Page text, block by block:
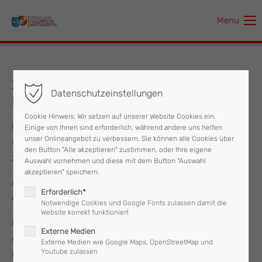
Der Eintrag "offcanvas-col1" existiert leider nicht.
Der Eintrag "offcanvas-col3" existiert leider nicht.
Der Eintrag "offcanvas-col4" existiert leider nicht.
Menu
20.05.2023 Brand Baum, Flur,
Böschung
Noch während der Brandeinsatz in Schalchen voll im Gange
war wurde um 16:53 Uhr die Feuerwehr Mattighofen am
20.05.2023 zu einem weiteren Brandeinsatz alarmiert.
Aus noch ungeklärter Ursache kam es zu einem Vollbrand
eines Thujenzauns in der Ludwig-Voglstraße.
Mit zwei Tankwägen wurde mittels Hochdruck und C-Rohr
ein massiver Löschangriff gestartet, der Brand schnell unter
Kontrolle gebracht und eine Ausbreitung verhindert.
Datenschutzeinstellungen
Cookie Hinweis: Wir setzen auf unserer Website Cookies ein.
Einige von Ihnen sind erforderlich, während andere uns helfen
unser Onlineangebot zu verbessern. Sie können alle Cookies über
den Button "Alle akzeptieren" zustimmen, oder Ihre eigene
Auswahl vornehmen und diese mit dem Button "Auswahl
akzeptieren" speichern.
Erforderlich*
Notwendige Cookies und Google Fonts zulassen damit die
Website korrekt funktioniert
Externe Medien
Externe Medien wie Google Maps, OpenStreetMap und
Youtube zulassen